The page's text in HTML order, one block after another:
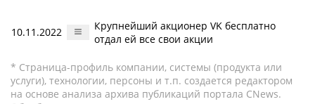
10.11.2022
Крупнейший акционер VK бесплатно
отдал ей все свои акции
* Страница-профиль компании, системы (продукта или
услуги), технологии, персоны и т.п. создается редактором
на основе анализа архива публикаций портала CNews.